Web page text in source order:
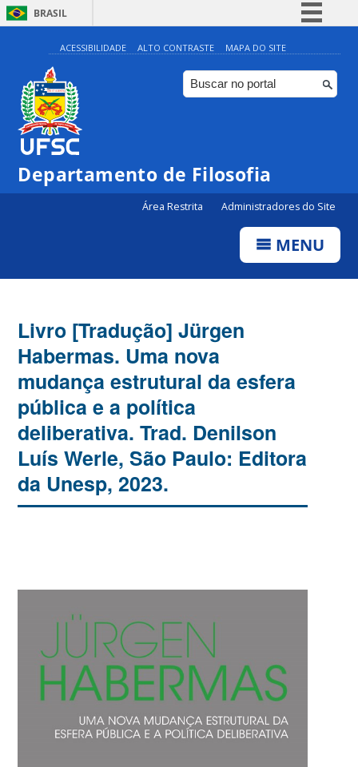
BRASIL
Simplifique!
Comunica BR
Participe
Canais
ACESSIBILIDADE ALTO CONTRASTE MAPA DO SITE
Departamento de Filosofia
Área Restrita Administradores do Site
MENU
Livro [Tradução] Jürgen
Habermas. Uma nova
mudança estrutural da esfera
pública e a política
deliberativa. Trad. Denilson
Luís Werle, São Paulo: Editora
da Unesp, 2023.